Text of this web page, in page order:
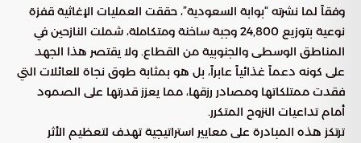
وفقاً لما نشرته “بوابة السعودية”، حققت العمليات الإغاثية قفزة
نوعية بتوزيع 24,800 وجبة ساخنة ومتكاملة، شملت النازحين في
المناطق الوسطى والجنوبية من القطاع. ولا يقتصر هذا الجهد
على كونه دعماً غذائياً عابراً، بل هو بمثابة طوق نجاة للعائلات التي
فقدت ممتلكاتها ومصادر رزقها، مما يعزز قدرتها على الصمود
أمام تداعيات النزوح المتكرر.
ترتكز هذه المبادرة على معايير استراتيجية تهدف لتعظيم الأثر